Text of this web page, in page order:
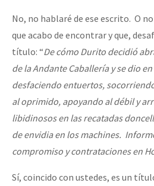
No, no hablaré de ese escrito. O
que acabo de encontrar y que,
título: “De cómo Durito decidió
de la Andante Caballería y se dio
desfaciendo entuertos,
al oprimido, apoyando al débil y
libidinosos en las recatadas
de envidia en los machines.
compromiso y contrataciones en
Sí, coincido con ustedes, es un